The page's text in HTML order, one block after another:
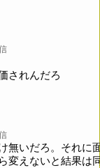
されんだろ
無いだろ。それに
変えないと結果は